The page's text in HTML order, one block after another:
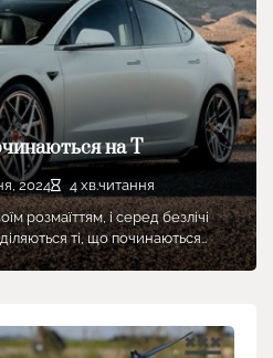
на Т
2024
4 хв.читання
розмаїттям, і серед безлічі
ті, що починаються…